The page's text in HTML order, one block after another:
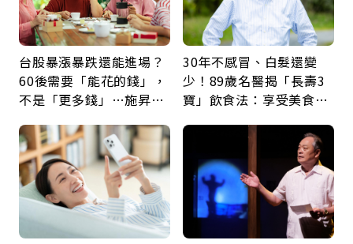
台股暴漲暴跌還能進場？
60後需要「能花的錢」，
不是「更多錢」…施昇
票
30年不感冒、白髮還變
少！89歲名醫揭「長壽3
寶」飲食法：享受美食不